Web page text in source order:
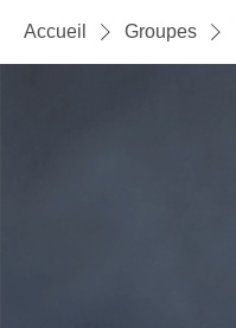
Accueil Groupes